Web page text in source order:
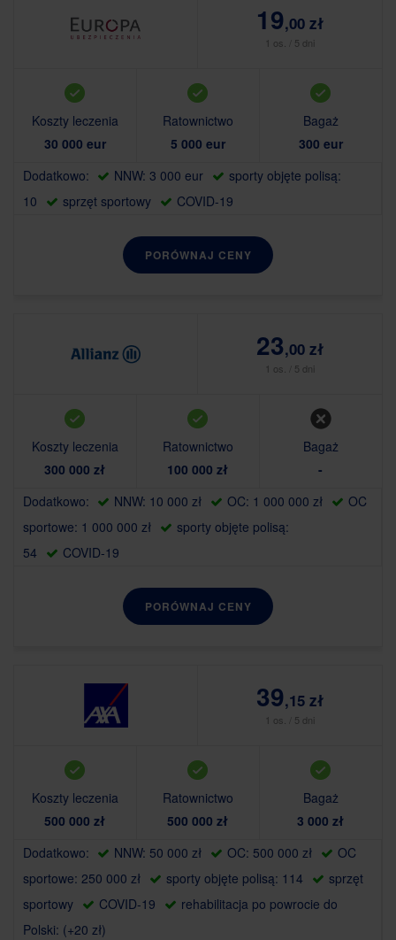
Koszty leczenia
30 000 eur
Ratownictwo
5 000 eur
Bagaż
300 eur
Dodatkowo:
NNW: 3 000 eur
sporty objęte polisą:
10
sprzęt sportowy COVID-19
19,00 zł
1 os. / 5 dni
PORÓWNAJ CENY
Koszty leczenia
300 000 zł
Ratownictwo
100 000 zł
Bagaż
-
Dodatkowo:
NNW: 10 000 zł OC: 1 000 000 zł
OC
sportowe: 1 000 000 zł
sporty objęte polisą:
54
COVID-19
23,00 zł
1 os. / 5 dni
PORÓWNAJ CENY
Koszty leczenia
500 000 zł
Ratownictwo
500 000 zł
Bagaż
3 000 zł
Dodatkowo:
NNW: 50 000 zł OC: 500 000 zł
OC
sportowe: 250 000 zł
sporty objęte polisą: 114
sprzęt
sportowy
COVID-19
rehabilitacja po powrocie do
Polski: (+20 zł)
39,15 zł
1 os. / 5 dni